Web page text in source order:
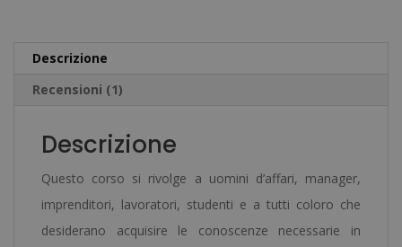
Manageriali
Diploma
Certificato
e
Descrizione
Recensioni (1)
Descrizione
Questo corso si rivolge a uomini d’affari, manager,
imprenditori, lavoratori, studenti e a tutti coloro che
desiderano acquisire le conoscenze necessarie in